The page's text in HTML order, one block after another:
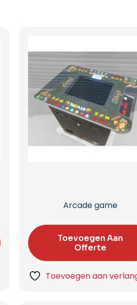
Arcade game
Toevoegen Aan
Offerte
Toevoegen aan